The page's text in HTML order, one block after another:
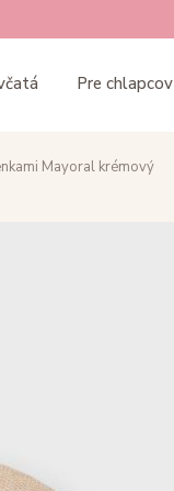
Pre chlapcov
Mayoral krémový